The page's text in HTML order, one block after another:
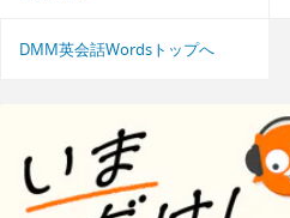
DMM英会話Wordsトップへ